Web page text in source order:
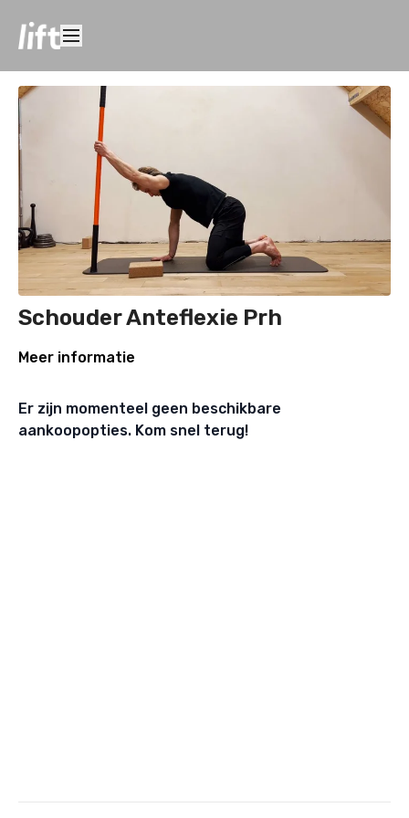
Schouder Anteflexie Prh
Meer informatie
Er zijn momenteel geen beschikbare
aankoopopties. Kom snel terug!